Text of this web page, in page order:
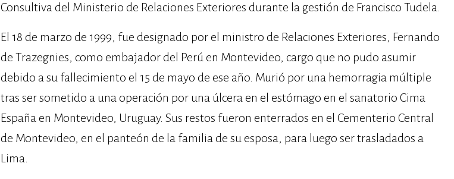
Consultiva del Ministerio de Relaciones Exteriores durante la gestión de Francisco Tudela.
El 18 de marzo de 1999, fue designado por el ministro de Relaciones Exteriores, Fernando
de Trazegnies, como embajador del Perú en Montevideo, cargo que no pudo asumir
debido a su fallecimiento el 15 de mayo de ese año. Murió por una hemorragia múltiple
tras ser sometido a una operación por una úlcera en el estómago en el sanatorio Cima
España en Montevideo, Uruguay. Sus restos fueron enterrados en el Cementerio Central
de Montevideo, en el panteón de la familia de su esposa, para luego ser trasladados a
Lima.